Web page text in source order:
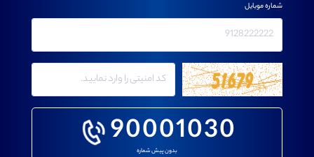
90001030
بدون پیش شماره
شماره موبایل